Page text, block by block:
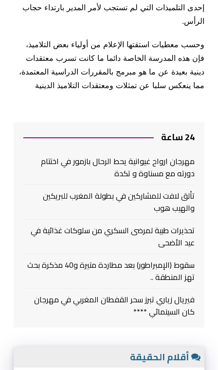
إحدى التلميذات التي لم تستجب لأمر المدير بارتداء حجاب
الرأس.
وحسب معطيات استقتها الإعلام من أولياء بعض التلاميذ،
فإن هذه المدرسة الخاصة دائما ما كانت تسرب معتقدات
دينية بعيدة عن ما هو مبرمج بالمقررات الدراسية المعتمدة،
مما ينعكس سلبا عن تمثلات ومعتقدات التلاميذ الدينية
24 ساعة
مهرجان ارواح غيوانية يحط الرحال بازمور في اختتام
دورته مع مسناوة و تكدة
تألق لافت للمشاركين في بطولة المغرب للبريكين
والهيب هوب
تحذيرات طبية لمرضى السكري من سلوكات غذائية في
عيد الأضحى
سقوط (الإمبراطور) بعد مطاردة متيرة و40 مذكرة بحث
تهز المنطقة ..
فيريال زياري تبرز سحر القفطان المغربي في مهرجان
كان السينمائي ****
أقلام الحقيقة